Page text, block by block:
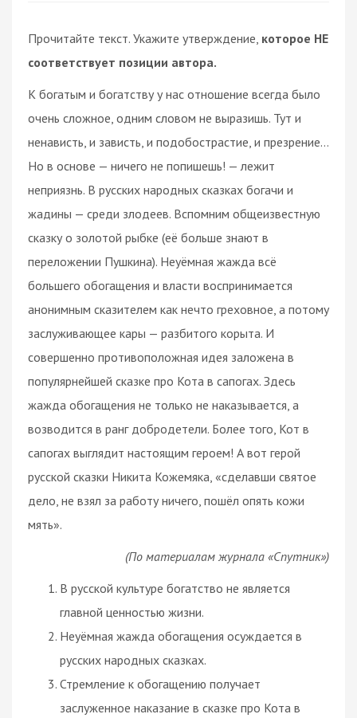
Прочитайте текст. Укажите утверждение, которое НЕ
соответствует позиции автора.
К богатым и богатству у нас отношение всегда было
очень сложное, одним словом не выразишь. Тут и
ненависть, и зависть, и подобострастие, и презрение…
Но в основе — ничего не попишешь! — лежит
неприязнь. В русских народных сказках богачи и
жадины — среди злодеев. Вспомним общеизвестную
сказку о золотой рыбке (её больше знают в
переложении Пушкина). Неуёмная жажда всё
большего обогащения и власти воспринимается
анонимным сказителем как нечто греховное, а потому
заслуживающее кары — разбитого корыта. И
совершенно противоположная идея заложена в
популярнейшей сказке про Кота в сапогах. Здесь
жажда обогащения не только не наказывается, а
возводится в ранг добродетели. Более того, Кот в
сапогах выглядит настоящим героем! А вот герой
русской сказки Никита Кожемяка, «сделавши святое
дело, не взял за работу ничего, пошёл опять кожи
мять».
(По материалам журнала «Спутник»)
В русской культуре богатство не является
главной ценностью жизни.
Неуёмная жажда обогащения осуждается в
русских народных сказках.
Стремление к обогащению получает
заслуженное наказание в сказке про Кота в